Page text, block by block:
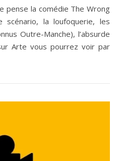
la loufoquerie, les
Outre-Manche), l’absurde
Arte vous pourrez voir par